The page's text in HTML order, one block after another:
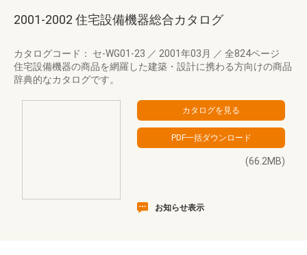
2001-2002 住宅設備機器総合カタログ
カタログコード： セ-WG01-23 ／ 2001年03月 ／ 全824ページ
住宅設備機器の商品を網羅した建築・設計に携わる方向けの商品
辞典的なカタログです。
(66.2MB)
お知らせ表示